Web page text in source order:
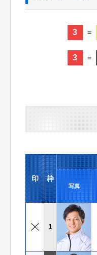
3 =
3 =
印 枠
写真
1